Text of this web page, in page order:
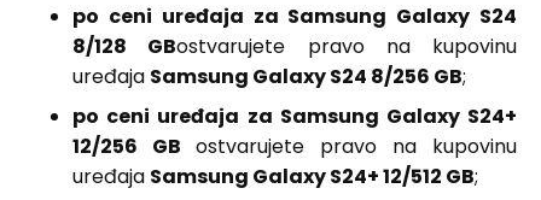
po ceni uređaja za Samsung Galaxy S24
8/128 GBostvarujete pravo na kupovinu
uređaja Samsung Galaxy S24 8/256 GB;
po ceni uređaja za Samsung Galaxy S24+
12/256 GB ostvarujete pravo na kupovinu
uređaja Samsung Galaxy S24+ 12/512 GB;